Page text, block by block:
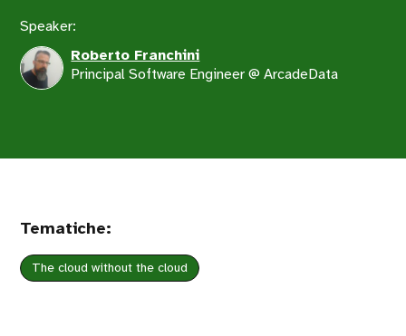
Speaker:
Roberto Franchini
Principal Software Engineer @ ArcadeData
Tematiche:
The cloud without the cloud